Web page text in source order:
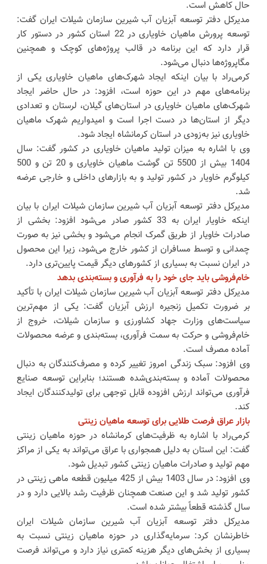
حال کاهش است.
مدیرکل دفتر توسعه آبزیان آب شیرین سازمان شیلات ایران گفت:
توسعه پرورش ماهیان خاویاری در 22 استان کشور در دستور کار
قرار دارد که این برنامه در قالب پروژه‌های کوچک و همچنین
مگاپروژه‌ها دنبال می‌شود.
کرمی‌راد با بیان اینکه ایجاد شهرک‌های ماهیان خاویاری یکی از
برنامه‌های مهم در این حوزه است، افزود: در حال حاضر ایجاد
شهرک‌های ماهیان خاویاری در استان‌های گیلان، لرستان و تعدادی
دیگر از استان‌ها در دست اجرا است و امیدواریم شهرک ماهیان
خاویاری نیز به‌زودی در استان کرمانشاه ایجاد شود.
وی با اشاره به میزان تولید ماهیان خاویاری در کشور گفت: سال
1404 بیش از 5500 تن گوشت ماهیان خاویاری و 20 تن و 500
کیلوگرم خاویار در کشور تولید و به بازارهای داخلی و خارجی عرضه
شد.
مدیرکل دفتر توسعه آبزیان آب شیرین سازمان شیلات ایران با بیان
اینکه خاویار ایران به 33 کشور صادر می‌شود افزود: بخشی از
صادرات خاویار از طریق گمرک انجام می‌شود و بخشی نیز به صورت
چمدانی و توسط مسافران از کشور خارج می‌شود، زیرا این محصول
در ایران نسبت به بسیاری از کشورهای دیگر قیمت پایین‌تری دارد.
خام‌فروشی باید جای خود را به فرآوری و بسته‌بندی بدهد
مدیرکل دفتر توسعه آبزیان آب شیرین سازمان شیلات ایران با تأکید
بر ضرورت تکمیل زنجیره ارزش آبزیان گفت: یکی از مهم‌ترین
سیاست‌های وزارت جهاد کشاورزی و سازمان شیلات، خروج از
خام‌فروشی و حرکت به سمت فرآوری، بسته‌بندی و عرضه محصولات
آماده مصرف است.
وی افزود: سبک زندگی امروز تغییر کرده و مصرف‌کنندگان به دنبال
محصولات آماده و بسته‌بندی‌شده هستند؛ بنابراین توسعه صنایع
فرآوری می‌تواند ارزش افزوده قابل توجهی برای تولیدکنندگان ایجاد
کند.
بازار عراق فرصت طلایی برای توسعه ماهیان زینتی
کرمی‌راد با اشاره به ظرفیت‌های کرمانشاه در حوزه ماهیان زینتی
گفت: این استان به دلیل همجواری با عراق می‌تواند به یکی از مراکز
مهم تولید و صادرات ماهیان زینتی کشور تبدیل شود.
وی افزود: در سال 1403 بیش از 425 میلیون قطعه ماهی زینتی در
کشور تولید شد و این صنعت همچنان ظرفیت رشد بالایی دارد و در
سال گذشته قطعاً بیشتر شده است.
مدیرکل دفتر توسعه آبزیان آب شیرین سازمان شیلات ایران
خاطرنشان کرد: سرمایه‌گذاری در حوزه ماهیان زینتی نسبت به
بسیاری از بخش‌های دیگر هزینه کمتری نیاز دارد و می‌تواند فرصت